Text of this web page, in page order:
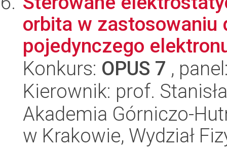
orbita w zastosowaniu
pojedynczego
Konkurs: OPUS 7 ,
Kierownik: prof.
Akademia Górniczo-
w Krakowie, Wydział